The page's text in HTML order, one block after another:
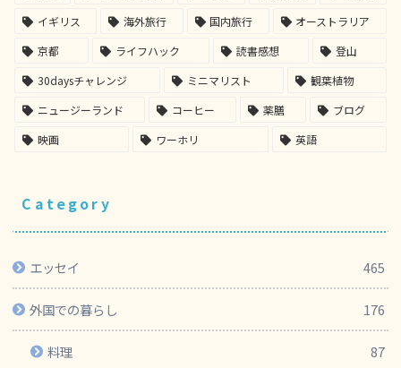
イギリス
海外旅行 国内旅行
オーストラリア
京都
ライフハック 読書感想
登山
30daysチャレンジ
ミニマリスト
観葉植物
ニュージーランド
コーヒー 薬膳
ブログ
映画
ワーホリ 英語
Category
エッセイ 465
外国での暮らし 176
料理 87